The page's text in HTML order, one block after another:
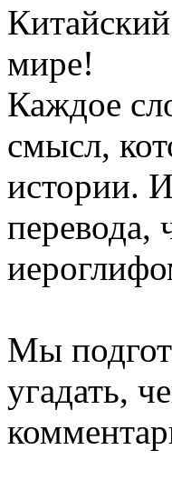
мире!
Каждое
смысл,
истории.
перевода,
Мы
угадать,